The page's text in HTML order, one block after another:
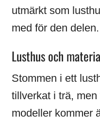
utmärkt som
med för den delen.
Lusthus och
Stommen i ett
tillverkat i trä,
modeller kommer